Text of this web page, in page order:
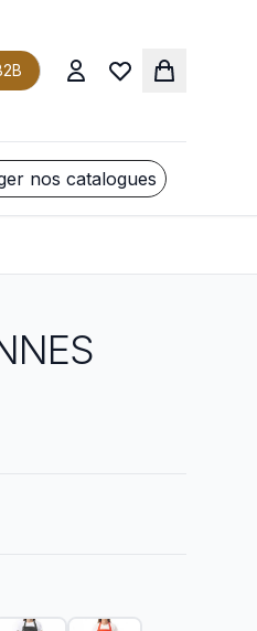
nos catalogues